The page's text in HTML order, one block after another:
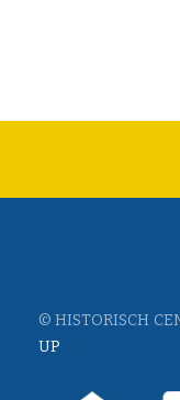
© HISTORISCH
UP